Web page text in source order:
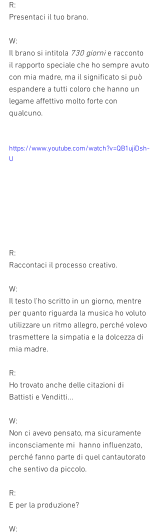
R:
Presentaci il tuo brano.
W:
Il brano si intitola 730 giorni e racconto
il rapporto speciale che ho sempre avuto
con mia madre, ma il significato si può
espandere a tutti coloro che hanno un
legame affettivo molto forte con
qualcuno.
https://www.youtube.com/watch?v=QB1ujiDsh-
U
R:
Raccontaci il processo creativo.
W:
Il testo l'ho scritto in un giorno, mentre
per quanto riguarda la musica ho voluto
utilizzare un ritmo allegro, perché volevo
trasmettere la simpatia e la dolcezza di
mia madre.
R:
Ho trovato anche delle citazioni di
Battisti e Venditti...
W:
Non ci avevo pensato, ma sicuramente
inconsciamente mi  hanno influenzato,
perché fanno parte di quel cantautorato
che sentivo da piccolo.
R:
E per la produzione?
W: